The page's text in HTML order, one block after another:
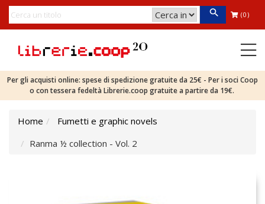
(0)
Per gli acquisti online: spese di spedizione gratuite da 25€ - Per i soci Coop
o con tessera fedeltà Librerie.coop gratuite a partire da 19€.
Home
Fumetti e graphic novels
Ranma ½ collection - Vol. 2